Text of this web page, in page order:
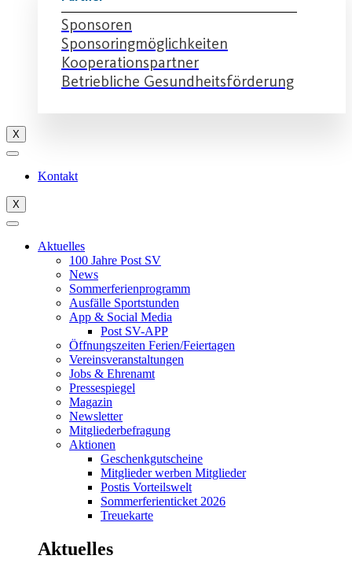
Sponsoren
Sponsoringmöglichkeiten
Kooperationspartner
Betriebliche Gesundheitsförderung
X
Kontakt
X
Aktuelles
100 Jahre Post SV
News
Sommerferienprogramm
Ausfälle Sportstunden
App & Social Media
Post SV-APP
Öffnungszeiten Ferien/Feiertagen
Vereinsveranstaltungen
Jobs & Ehrenamt
Pressespiegel
Magazin
Newsletter
Mitgliederbefragung
Aktionen
Geschenkgutscheine
Mitglieder werben Mitglieder
Postis Vorteilswelt
Sommerferienticket 2026
Treuekarte
Aktuelles